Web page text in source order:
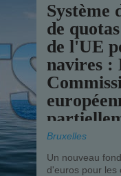
Système
de
de l'UE
navires :
Bruxelles
Un nouveau
d'euros pour les